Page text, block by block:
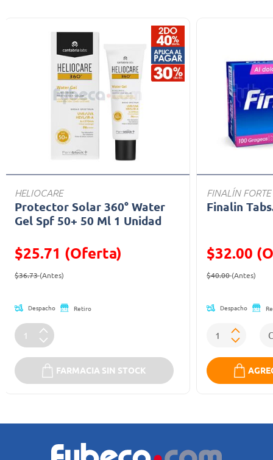
HELIOCARE
Protector Solar 360° Water
Gel Spf 50+ 50 Ml 1 Unidad
$25.71 (Oferta)
Precio reducido de
$36.73(Antes)
Despacho Retiro
FARMACIA SIN STOCK
FINALÍN FORTE
Finalin
$32.00
Precio
$40.00(Antes)
Despacho